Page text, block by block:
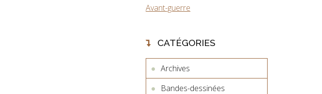
Avant-guerre
CATÉGORIES
Archives
Bandes-dessinées